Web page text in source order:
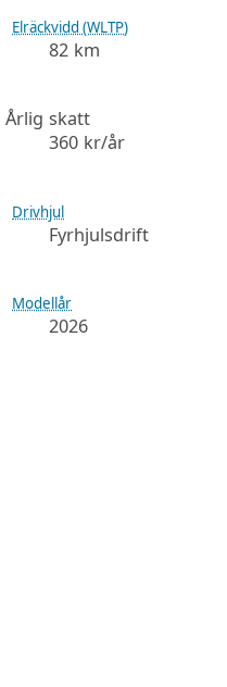
Elräckvidd (WLTP)
82 km
Årlig skatt
360 kr/år
Drivhjul
Fyrhjulsdrift
Modellår
2026